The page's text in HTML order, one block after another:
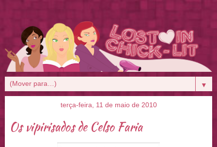
▼
terça-feira, 11 de maio de 2010
Os vipirisados de Celso Faria